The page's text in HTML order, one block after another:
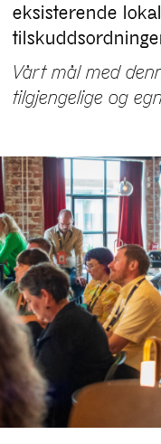
eksisterende
Vårt mål med
tilgjengelige og